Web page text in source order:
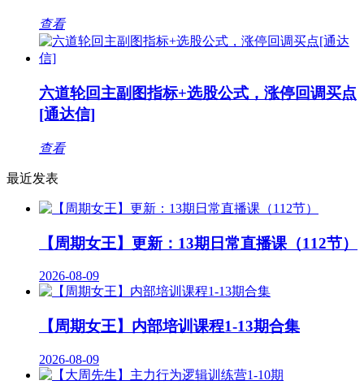
查看
六道轮回主副图指标+选股公式，涨停回调买点
[通达信]
查看
最近发表
【周期女王】更新：13期日常直播课（112节）
2026-08-09
【周期女王】内部培训课程1-13期合集
2026-08-09